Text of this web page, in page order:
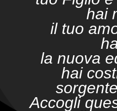
hai
il tuo
la nuova
hai
Accogli